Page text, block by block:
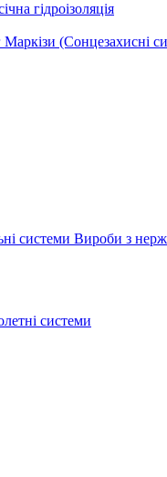
гідроізоляція
Маркізи (Сонцезахисні
системи Вироби з
системи